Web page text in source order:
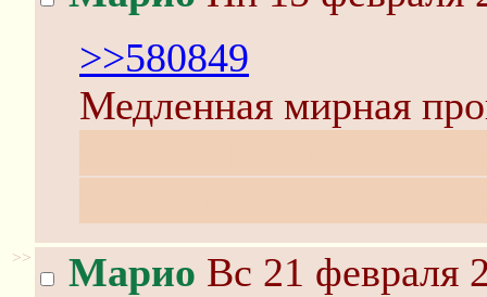
>>580849
Медленная мирная
>> Марио Вс 21 февраля